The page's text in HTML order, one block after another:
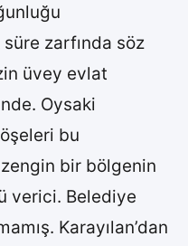
süre zarfında söz
üvey evlat
Oysaki
bu
bir bölgenin
verici. Belediye
Karayılan’dan